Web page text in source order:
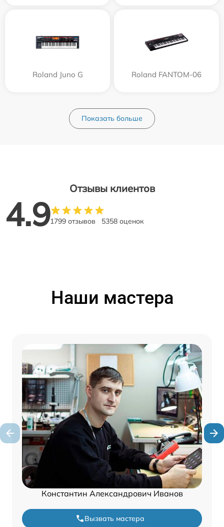
Roland Juno G Roland FANTOM-06
Показать больше
Отзывы клиентов
4.91799 отзывов 5358 оценок
Наши мастера
Константин Александрович Иванов
Вызвать мастера